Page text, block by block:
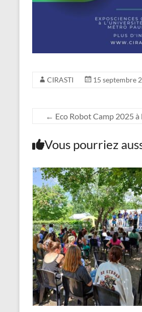
CIRASTI 15 septembre
← Eco Robot Camp 2025 à
Vous pourriez